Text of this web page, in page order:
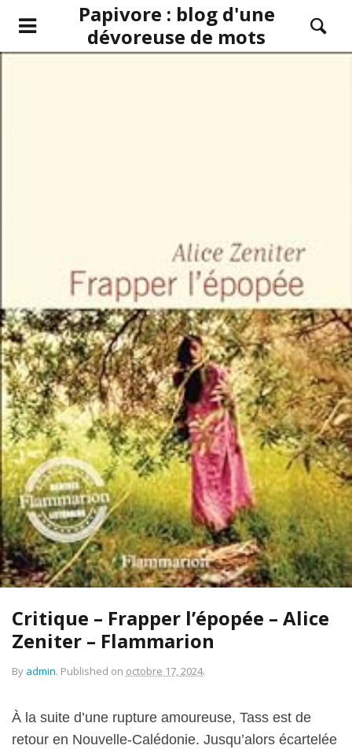
Papivore : blog d'une
dévoreuse de mots
Critique – Frapper l’épopée – Alice
Zeniter – Flammarion
By admin. Published on octobre 17, 2024.
À la suite d’une rupture amoureuse, Tass est de
retour en Nouvelle-Calédonie. Jusqu’alors écartelée